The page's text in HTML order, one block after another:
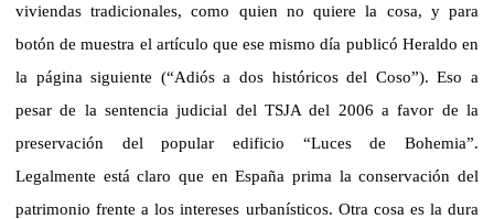
viviendas tradicionales, como quien no quiere la cosa, y para
botón de muestra el artículo que ese mismo día publicó Heraldo en
la página siguiente (“Adiós a dos históricos del Coso”). Eso a
pesar de la sentencia judicial del TSJA del 2006 a favor de la
preservación del popular edificio “Luces de Bohemia”.
Legalmente está claro que en España prima la conservación del
patrimonio frente a los intereses urbanísticos. Otra cosa es la dura